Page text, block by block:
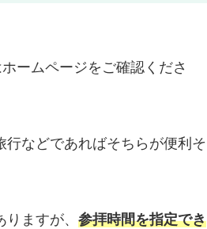
ームページをご確認くださ
などであればそちらが便利そ
ますが、 参拝時間を指定でき